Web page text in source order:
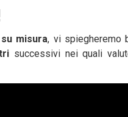
misura, vi spiegheremo
successivi nei quali